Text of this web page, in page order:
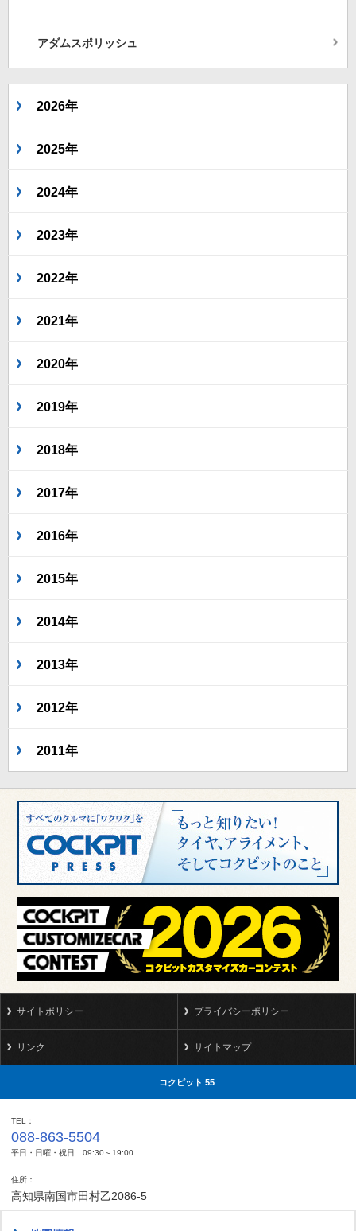
アダムスポリッシュ
2026年
2025年
2024年
2023年
2022年
2021年
2020年
2019年
2018年
2017年
2016年
2015年
2014年
2013年
2012年
2011年
サイトポリシー プライバシーポリシー
リンク サイトマップ
コクピット 55
TEL
088-863-5504
平日・日曜・祝日 09:30～19:00
住所
高知県南国市田村乙2086-5